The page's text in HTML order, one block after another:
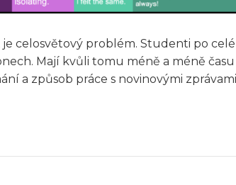
celosvětový problém. Studenti po
Mají kvůli tomu méně a méně času
a způsob práce s novinovými